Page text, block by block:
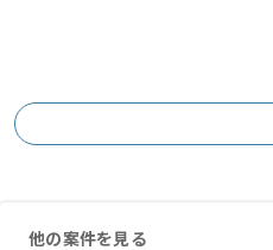
他の案件を見る